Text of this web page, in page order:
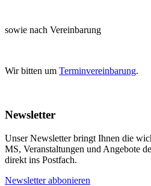
sowie nach Vereinbarung
Wir bitten um Terminvereinbarung.
Newsletter
Unser Newsletter bringt Ihnen die
MS, Veranstaltungen und Angebote
direkt ins Postfach.
Newsletter abbonieren